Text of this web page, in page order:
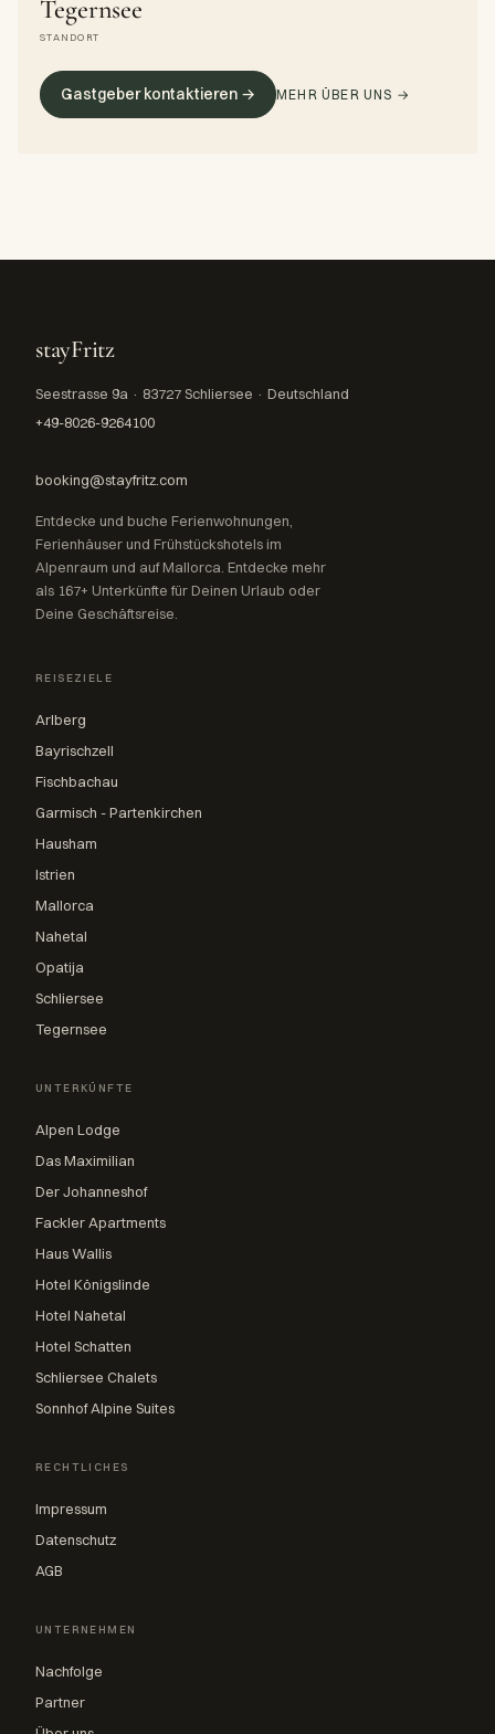
Tegernsee
STANDORT
Gastgeber kontaktieren → MEHR ÜBER UNS →
stayFritz
Seestrasse 9a · 83727 Schliersee · Deutschland
+49-8026-9264100
booking@stayfritz.com
Entdecke und buche Ferienwohnungen,
Ferienhäuser und Frühstückshotels im
Alpenraum und auf Mallorca. Entdecke mehr
als 167+ Unterkünfte für Deinen Urlaub oder
Deine Geschäftsreise.
REISEZIELE
Arlberg
Bayrischzell
Fischbachau
Garmisch - Partenkirchen
Hausham
Istrien
Mallorca
Nahetal
Opatija
Schliersee
Tegernsee
UNTERKÜNFTE
Alpen Lodge
Das Maximilian
Der Johanneshof
Fackler Apartments
Haus Wallis
Hotel Königslinde
Hotel Nahetal
Hotel Schatten
Schliersee Chalets
Sonnhof Alpine Suites
RECHTLICHES
Impressum
Datenschutz
AGB
UNTERNEHMEN
Nachfolge
Partner